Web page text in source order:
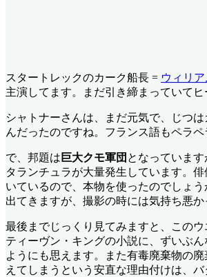
スタートレックのカーク船長 = ウィリ
主演してます。まだ引き締まっていてヒ
シャトナーさんは、まだ元気で、じつ
んだったのですね。フランス語もペラペ
で、邦題は 巨大クモ軍団 となっていま
タランチュラが大量発生しています。
いているので、本物を使ったのでしょ
出てきますが、撮影の時には気持ち悪か
最後までじっくり見てみますと、この
ティーヴン・キングの小説に、ずいぶ
ようにも思えます。また有毒廃棄物の
えてしまうという安直な理由付けは、